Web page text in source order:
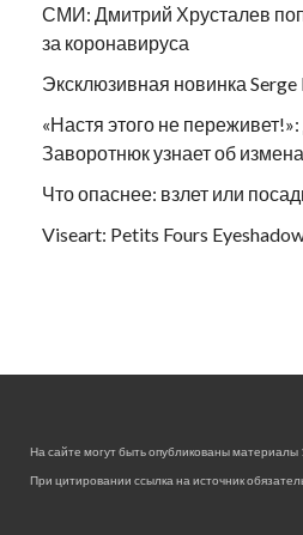
СМИ: Дмитрий Хрусталев
за коронавируса
Эксклюзивная новинка Serge
«Настя этого не переживет!»:
Заворотнюк узнает об
Что опаснее: взлет или
Viseart: Petits Fours
На сайте могут быть опубликованы материалы
При цитировании ссылка на источник